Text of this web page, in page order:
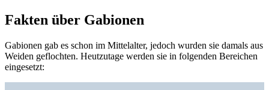
Fakten über Gabionen
Gabionen gab es schon im Mittelalter, jedoch wurden sie damals aus
Weiden geflochten. Heutzutage werden sie in folgenden Bereichen
eingesetzt: